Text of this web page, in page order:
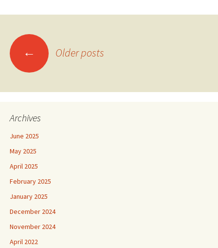
Posts
navigation
← Older posts
Archives
June 2025
May 2025
April 2025
February 2025
January 2025
December 2024
November 2024
April 2022